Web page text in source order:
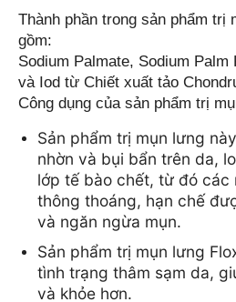
Thành phần trong sản phẩm trị
gồm:
Sodium Palmate, Sodium
và Iod từ Chiết xuất tảo
Công dụng của sản phẩm trị
Sản phẩm trị mụn lưng
nhờn và bụi bẩn trên da,
lớp tế bào chết, từ đó các
thông thoáng, hạn chế
và ngăn ngừa mụn.
Sản phẩm trị mụn lưng
tình trạng thâm sạm da,
và khỏe hơn.